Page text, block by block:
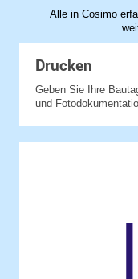
Alle in Cosimo
Drucken
Geben Sie Ihre
und